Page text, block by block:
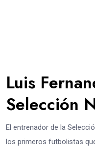
Luis
Selección
El entrenador de la
los primeros futbolistas